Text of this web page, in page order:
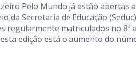
Pelo Mundo já estão abertas
da Secretaria de Educação
matriculados no 8º
edição está o aumento do